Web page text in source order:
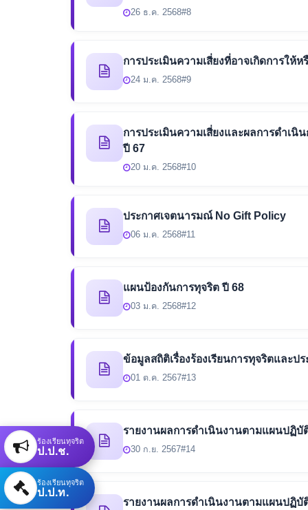
26 ธ.ค. 2568#8
การประเมินความเสี่ยงที่อาจเกิดการให้
24 ม.ค. 2568#9
การประเมินความเสี่ยงและผลการดำเนิ
ปี 67
20 ม.ค. 2568#10
ประกาศเจตนารมณ์ No Gift Policy
06 ม.ค. 2568#11
แผนป้องกันการทุจริต ปี 68
03 ม.ค. 2568#12
ข้อมูลสถิติเรื่องร้องเรียนการทุจริตและป
01 ต.ค. 2567#13
รายงานผลการดำเนินงานตามแผนปฏิบั
30 ก.ย. 2567#14
รายงานผลการดำเนินงานตามแผนปฏิบั
ร้องเรียนทุจริต
ป.ป.ช.
ร้องเรียนทุจริต
ป.ป.ท.